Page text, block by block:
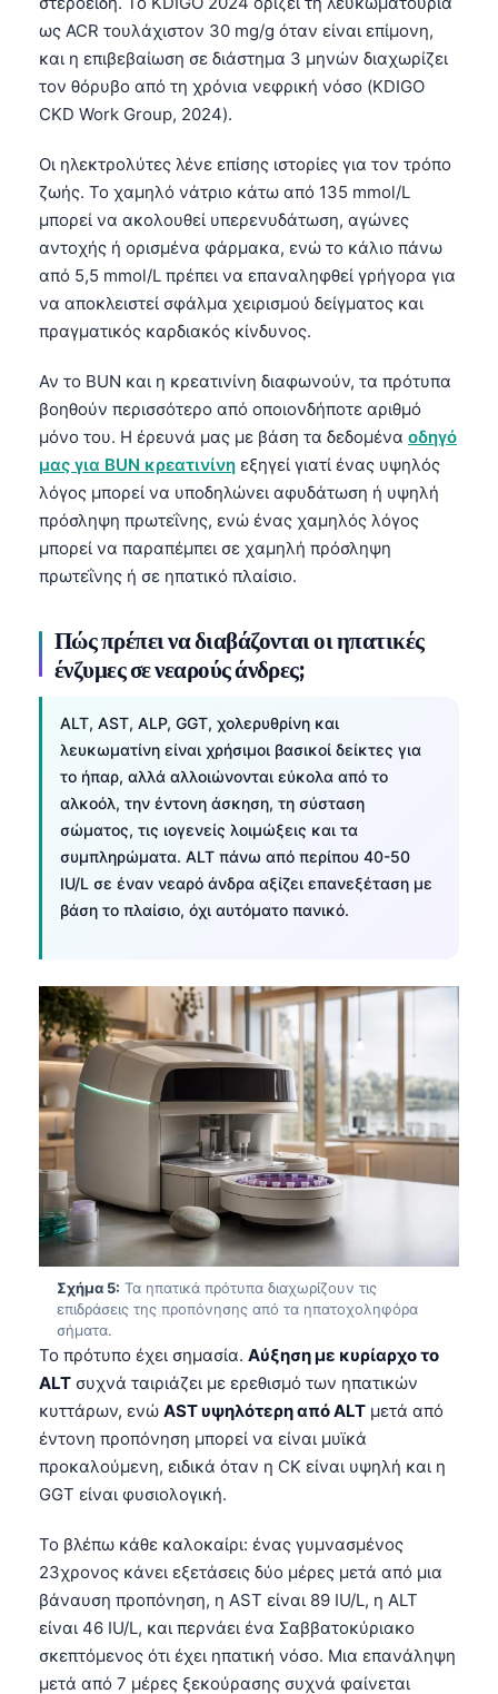
ως ACR τουλάχιστον 30 mg/g όταν είναι επίμονη,
και η επιβεβαίωση σε διάστημα 3 μηνών διαχωρίζει
τον θόρυβο από τη χρόνια νεφρική νόσο (KDIGO
CKD Work Group, 2024).
Οι ηλεκτρολύτες λένε επίσης ιστορίες για τον τρόπο
ζωής. Το χαμηλό νάτριο κάτω από 135 mmol/L
μπορεί να ακολουθεί υπερενυδάτωση, αγώνες
αντοχής ή ορισμένα φάρμακα, ενώ το κάλιο πάνω
από 5,5 mmol/L πρέπει να επαναληφθεί γρήγορα για
να αποκλειστεί σφάλμα χειρισμού δείγματος και
πραγματικός καρδιακός κίνδυνος.
Αν το BUN και η κρεατινίνη διαφωνούν, τα πρότυπα
βοηθούν περισσότερο από οποιονδήποτε αριθμό
μόνο του. Η έρευνά μας με βάση τα δεδομένα οδηγό
μας για BUN κρεατινίνη εξηγεί γιατί ένας υψηλός
λόγος μπορεί να υποδηλώνει αφυδάτωση ή υψηλή
πρόσληψη πρωτεΐνης, ενώ ένας χαμηλός λόγος
μπορεί να παραπέμπει σε χαμηλή πρόσληψη
πρωτεΐνης ή σε ηπατικό πλαίσιο.
Πώς πρέπει να διαβάζονται οι ηπατικές
ένζυμες σε νεαρούς άνδρες;
ALT, AST, ALP, GGT, χολερυθρίνη και
λευκωματίνη είναι χρήσιμοι βασικοί δείκτες για
το ήπαρ, αλλά αλλοιώνονται εύκολα από το
αλκοόλ, την έντονη άσκηση, τη σύσταση
σώματος, τις ιογενείς λοιμώξεις και τα
συμπληρώματα. ALT πάνω από περίπου 40-50
IU/L σε έναν νεαρό άνδρα αξίζει επανεξέταση με
βάση το πλαίσιο, όχι αυτόματο πανικό.
Σχήμα 5: Τα ηπατικά πρότυπα διαχωρίζουν τις
επιδράσεις της προπόνησης από τα ηπατοχοληφόρα
σήματα.
Το πρότυπο έχει σημασία. Αύξηση με κυρίαρχο το
ALT συχνά ταιριάζει με ερεθισμό των ηπατικών
κυττάρων, ενώ AST υψηλότερη από ALT μετά από
έντονη προπόνηση μπορεί να είναι μυϊκά
προκαλούμενη, ειδικά όταν η CK είναι υψηλή και η
GGT είναι φυσιολογική.
Το βλέπω κάθε καλοκαίρι: ένας γυμνασμένος
23χρονος κάνει εξετάσεις δύο μέρες μετά από μια
βάναυση προπόνηση, η AST είναι 89 IU/L, η ALT
είναι 46 IU/L, και περνάει ένα Σαββατοκύριακο
σκεπτόμενος ότι έχει ηπατική νόσο. Μια επανάληψη
μετά από 7 μέρες ξεκούρασης συχνά φαίνεται
অসমীয়া
Galego
Latviešu valoda
Македонски јазик
Euskara
Gàidhlig
Occitan
العربية المغربية
Afrikaans
Монгол
ພາສາລາວ
Cebuano
ئۇيغۇرچە
Кыргызча
Беларуская мова
Esperanto
Frysk
Ślōnskŏ gŏdka